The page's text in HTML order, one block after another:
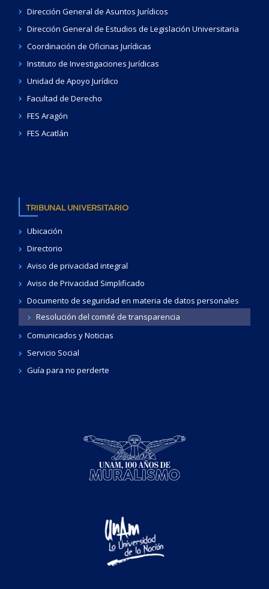
Dirección General de Asuntos Jurídicos
Dirección General de Estudios de Legislación Universitaria
Coordinación de Oficinas Jurídicas
Instituto de Investigaciones Jurídicas
Unidad de Apoyo Jurídico
Facultad de Derecho
FES Aragón
FES Acatlán
TRIBUNAL UNIVERSITARIO
Ubicación
Directorio
Aviso de privacidad integral
Aviso de Privacidad Simplificado
Documento de seguridad en materia de datos personales
Resolución del comité de transparencia
Comunicados y Noticias
Servicio Social
Guía para no perderte